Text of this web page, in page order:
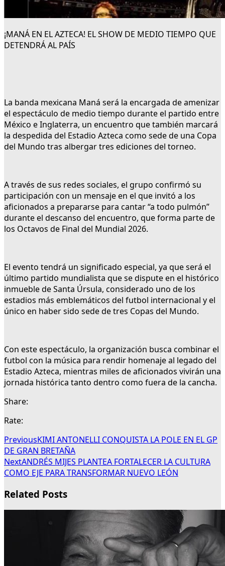
¡MANÁ EN EL AZTECA! EL SHOW DE MEDIO TIEMPO QUE
DETENDRÁ AL PAÍS
La banda mexicana Maná será la encargada de amenizar
el espectáculo de medio tiempo durante el partido entre
México e Inglaterra, un encuentro que también marcará
la despedida del Estadio Azteca como sede de una Copa
del Mundo tras albergar tres ediciones del torneo.
A través de sus redes sociales, el grupo confirmó su
participación con un mensaje en el que invitó a los
aficionados a prepararse para cantar “a todo pulmón”
durante el descanso del encuentro, que forma parte de
los Octavos de Final del Mundial 2026.
El evento tendrá un significado especial, ya que será el
último partido mundialista que se dispute en el histórico
inmueble de Santa Úrsula, considerado uno de los
estadios más emblemáticos del futbol internacional y el
único en haber sido sede de tres Copas del Mundo.
Con este espectáculo, la organización busca combinar el
futbol con la música para rendir homenaje al legado del
Estadio Azteca, mientras miles de aficionados vivirán una
jornada histórica tanto dentro como fuera de la cancha.
Share:
Rate:
PreviousKIMI ANTONELLI CONQUISTA LA POLE EN EL GP
DE GRAN BRETAÑA
NextANDRÉS MIJES PLANTEA FORTALECER LA CULTURA
COMO EJE PARA TRANSFORMAR NUEVO LEÓN
Related Posts